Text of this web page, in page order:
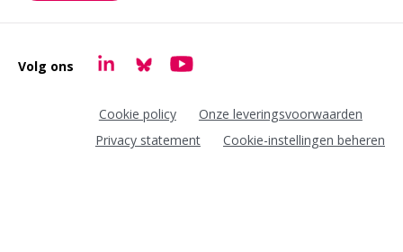
Volg ons Goudappel LinkedIn
Goudappel BlueSky
Goudappel YouTube
Cookie policy
Onze leveringsvoorwaarden
Privacy statement
Cookie-instellingen beheren